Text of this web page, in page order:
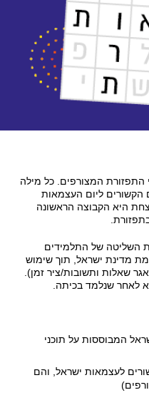
המצורפים. כל מילה
ליום העצמאות
היא הקבוצה הראשונה
של התלמידים
מדינת ישראל, תוך שימוש
שאלות ותשובות/ציר זמן).
לאחר שנלמד בכיתה.
המבוססות על תוכני
לעצמאות ישראל, והם